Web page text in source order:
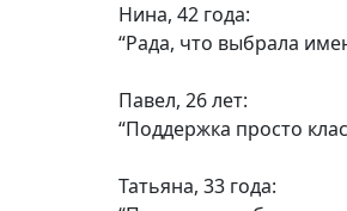
Нина, 42 года:
“Рада, что выбрала
Павел, 26 лет:
“Поддержка просто
Татьяна, 33 года: